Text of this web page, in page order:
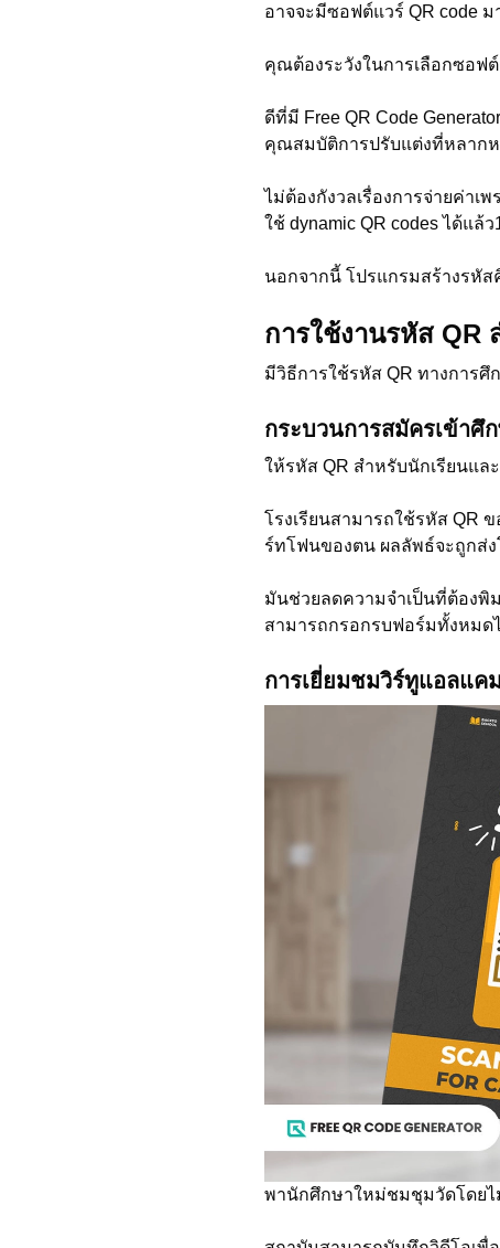
อาจจะมีซอฟต์แวร์ QR code
คุณต้องระวังในการเลือกซอฟ
ดีที่มี Free QR Code
คุณสมบัติการปรับแต่งที่หลากห
ไม่ต้องกังวลเรื่องการจ่ายค่า
ใช้ dynamic QR codes ได้แล้
นอกจากนี้ โปรแกรมสร้างรหัส
การใช้งานรหัส QR
มีวิธีการใช้รหัส QR ทางการศึ
กระบวนการสมัครเข้าศึ
ให้รหัส QR สำหรับนักเรียนแล
โรงเรียนสามารถใช้รหัส QR
ร์ทโฟนของตน ผลลัพธ์จะถูกส่
มันช่วยลดความจำเป็นที่ต้องพิ
สามารถกรอกรบฟอร์มทั้งหมด
การเยี่ยมชมวิร์ทูแอลแค
พานักศึกษาใหม่ชมชุมวัดโดยไ